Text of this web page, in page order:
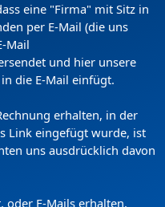
Ltd | alle Rechte
eine "Firma" mit Sitz in
per E-Mail (die uns
Mail
und hier unsere
die E-Mail einfügt.
erhalten, in der
Link eingefügt wurde, ist
uns ausdrücklich davon
oder E-Mails erhalten,